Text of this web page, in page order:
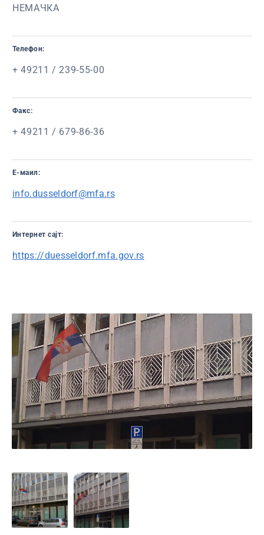
НЕМАЧКА
Телефон:
+ 49211 / 239-55-00
Факс:
+ 49211 / 679-86-36
Е-маил:
info.dusseldorf@mfa.rs
Интернет сајт:
https://duesseldorf.mfa.gov.rs